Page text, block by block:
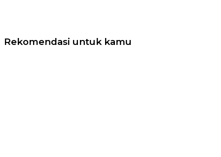
Rekomendasi untuk kamu